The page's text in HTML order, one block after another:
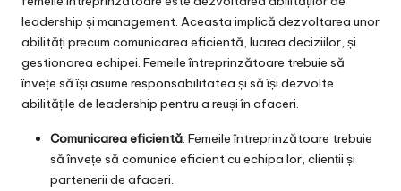
leadership și management. Aceasta implică dezvoltarea unor
abilități precum comunicarea eficientă, luarea deciziilor, și
gestionarea echipei. Femeile întreprinzătoare trebuie să
învețe să își asume responsabilitatea și să își dezvolte
abilitățile de leadership pentru a reuși în afaceri.
Comunicarea eficientă: Femeile întreprinzătoare trebuie
să învețe să comunice eficient cu echipa lor, clienții și
partenerii de afaceri.